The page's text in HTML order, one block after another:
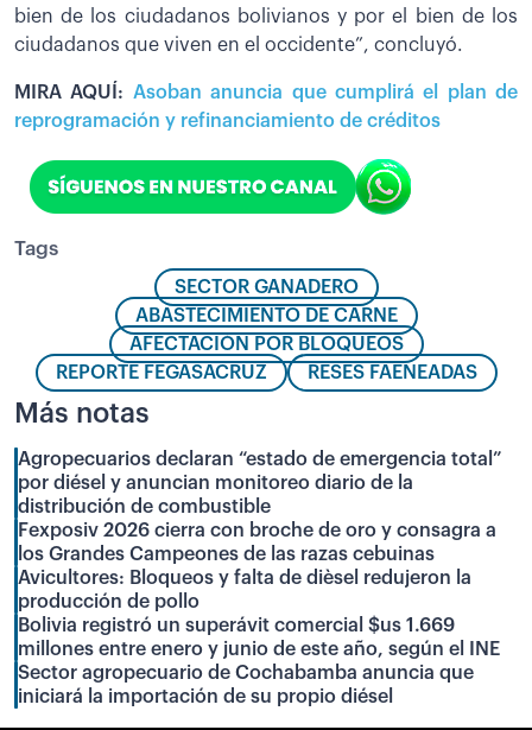
bien de los ciudadanos bolivianos y por el bien de los
ciudadanos que viven en el occidente”, concluyó.
MIRA AQUÍ: Asoban anuncia que cumplirá el plan de
reprogramación y refinanciamiento de créditos
Tags
SECTOR GANADERO
ABASTECIMIENTO DE CARNE
AFECTACIÓN POR BLOQUEOS
REPORTE FEGASACRUZ
RESES FAENEADAS
Más notas
Agropecuarios declaran “estado de emergencia total”
por diésel y anuncian monitoreo diario de la
distribución de combustible
Fexposiv 2026 cierra con broche de oro y consagra a
los Grandes Campeones de las razas cebuinas
Avicultores: Bloqueos y falta de dièsel redujeron la
producción de pollo
Bolivia registró un superávit comercial $us 1.669
millones entre enero y junio de este año, según el INE
Sector agropecuario de Cochabamba anuncia que
iniciará la importación de su propio diésel